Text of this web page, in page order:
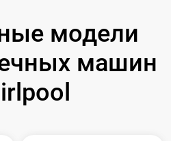
модели
машин